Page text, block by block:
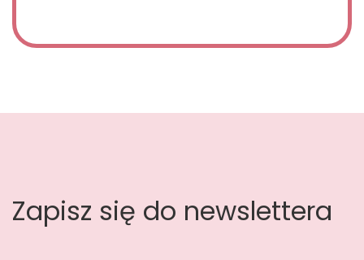
Zapisz się do newslettera